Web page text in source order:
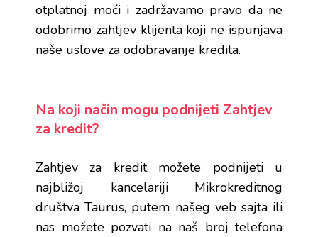
otplatnoj moći i zadržavamo pravo da ne
odobrimo zahtjev klijenta koji ne ispunjava
naše uslove za odobravanje kredita.
Na koji način mogu podnijeti Zahtjev
za kredit?
Zahtjev za kredit možete podnijeti u
najbližoj kancelariji Mikrokreditnog
društva Taurus, putem našeg veb sajta ili
nas možete pozvati na naš broj telefona